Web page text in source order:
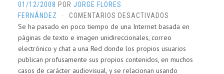
01/12/2008 POR JORGE FLORES
FERNÁNDEZ
· COMENTARIOS DESACTIVADOS
ADOLESCENTE
¿UN
ACCIDENTE?
Se ha pasado en poco tiempo de una Internet basada en
páginas de texto e imagen unidireccionales, correo
electrónico y chat a una Red donde los propios usuarios
publican profusamente sus propios contenidos, en muchos
casos de carácter audiovisual, y se relacionan usando